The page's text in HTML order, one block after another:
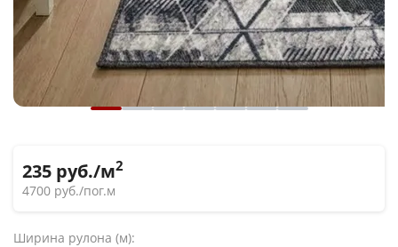
235 руб./м2
4700 руб./пог.м
Ширина рулона (м):